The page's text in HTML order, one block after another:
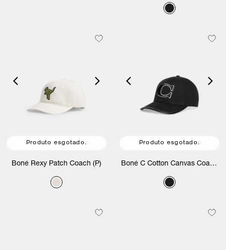
Produto esgotado.
Boné Rexy Patch Coach (P)
Produto esgotado.
Boné C Cotton Canvas Coach